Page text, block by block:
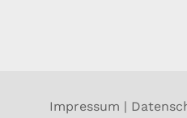
Impressum |